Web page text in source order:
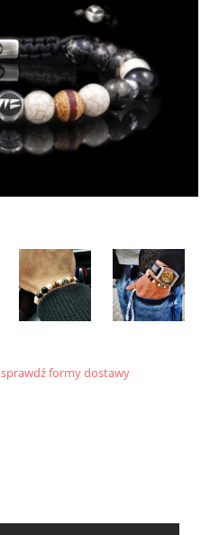
sprawdź formy dostawy